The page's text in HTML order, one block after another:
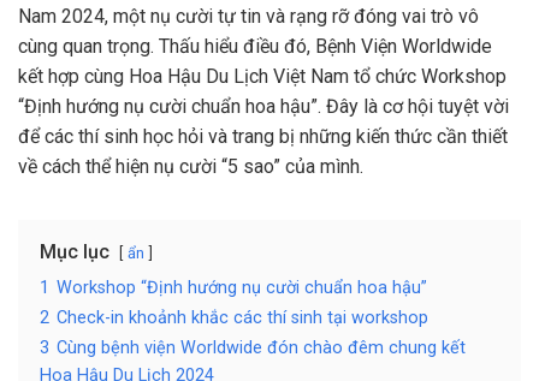
Nam 2024, một nụ cười tự tin và rạng rỡ đóng vai trò vô
cùng quan trọng. Thấu hiểu điều đó, Bệnh Viện Worldwide
kết hợp cùng Hoa Hậu Du Lịch Việt Nam tổ chức Workshop
“Định hướng nụ cười chuẩn hoa hậu”. Đây là cơ hội tuyệt vời
để các thí sinh học hỏi và trang bị những kiến thức cần thiết
về cách thể hiện nụ cười “5 sao” của mình.
Mục lục ẩn
1 Workshop “Định hướng nụ cười chuẩn hoa hậu”
2 Check-in khoảnh khắc các thí sinh tại workshop
3 Cùng bệnh viện Worldwide đón chào đêm chung kết
Hoa Hậu Du Lịch 2024